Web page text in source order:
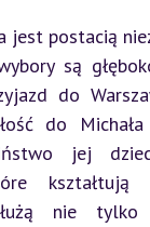
jest postacią
są
do
do
jej
kształtują
nie